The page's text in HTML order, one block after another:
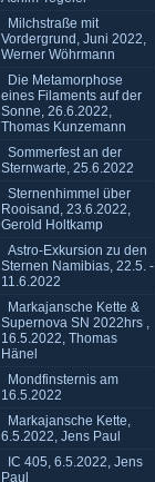
Milchstraße mit
Vordergrund, Juni 2022,
Werner Wöhrmann
Die Metamorphose
eines Filaments auf der
Sonne, 26.6.2022,
Thomas Kunzemann
Sommerfest an der
Sternwarte, 25.6.2022
Sternenhimmel über
Rooisand, 23.6.2022,
Gerold Holtkamp
Astro-Exkursion zu den
Sternen Namibias, 22.5. -
11.6.2022
Markajansche Kette &
Supernova SN 2022hrs ,
16.5.2022, Thomas
Hänel
Mondfinsternis am
16.5.2022
Markajansche Kette,
6.5.2022, Jens Paul
IC 405, 6.5.2022, Jens
Paul